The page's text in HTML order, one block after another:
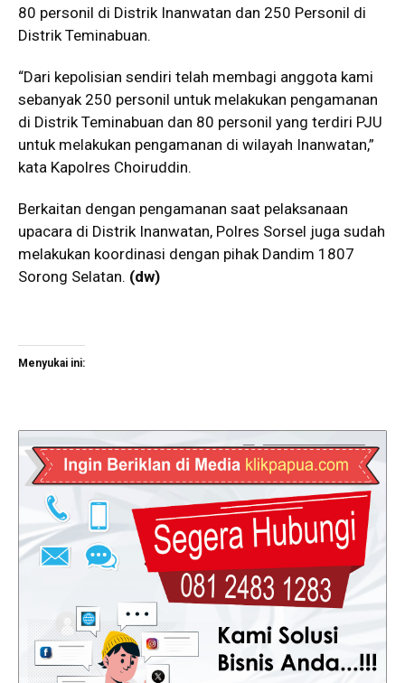
80 personil di Distrik Inanwatan dan 250 Personil di
Distrik Teminabuan.
“Dari kepolisian sendiri telah membagi anggota kami
sebanyak 250 personil untuk melakukan pengamanan
di Distrik Teminabuan dan 80 personil yang terdiri PJU
untuk melakukan pengamanan di wilayah Inanwatan,”
kata Kapolres Choiruddin.
Berkaitan dengan pengamanan saat pelaksanaan
upacara di Distrik Inanwatan, Polres Sorsel juga sudah
melakukan koordinasi dengan pihak Dandim 1807
Sorong Selatan. (dw)
Menyukai ini: